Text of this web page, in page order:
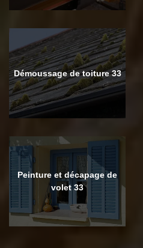
Démoussage de toiture 33
Peinture et décapage de
volet 33